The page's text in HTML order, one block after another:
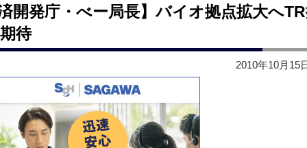
開発庁・べー局長】バイオ拠点拡大へ
待
2010年10月15